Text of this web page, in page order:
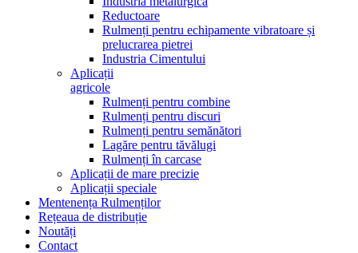
Reductoare
Rulmenți pentru echipamente vibratoare și
prelucrarea pietrei
Industria Cimentului
Aplicații
agricole
Rulmenți pentru combine
Rulmenți pentru discuri
Rulmenți pentru semănători
Lagăre pentru tăvălugi
Rulmenți în carcase
Aplicații de mare precizie
Aplicații speciale
Mentenența Rulmenților
Rețeaua de distribuție
Noutăți
Contact